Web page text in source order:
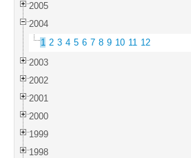
2005
2004
1 2 3 4 5 6 7 8 9 10 11 12
2003
2002
2001
2000
1999
1998